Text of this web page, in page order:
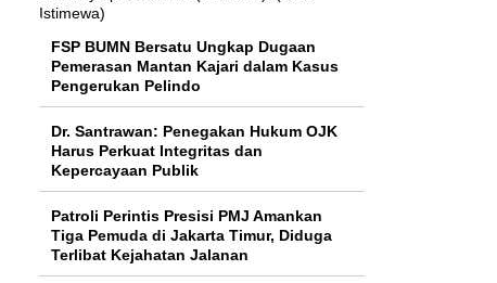
FSP BUMN Bersatu Ungkap Dugaan
Pemerasan Mantan Kajari dalam Kasus
Pengerukan Pelindo
Dr. Santrawan: Penegakan Hukum OJK
Harus Perkuat Integritas dan
Kepercayaan Publik
Patroli Perintis Presisi PMJ Amankan
Tiga Pemuda di Jakarta Timur, Diduga
Terlibat Kejahatan Jalanan